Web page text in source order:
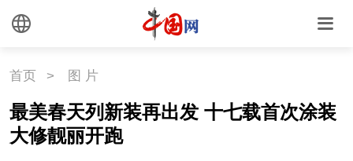
首页 > 图 片
最美春天列新装再出发 十七载首次涂装
大修靓丽开跑